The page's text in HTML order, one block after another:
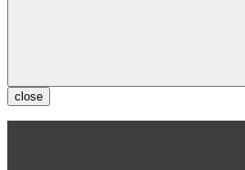
close